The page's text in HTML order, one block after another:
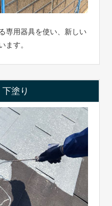
専用器具を使い、新しい
ます。
塗り